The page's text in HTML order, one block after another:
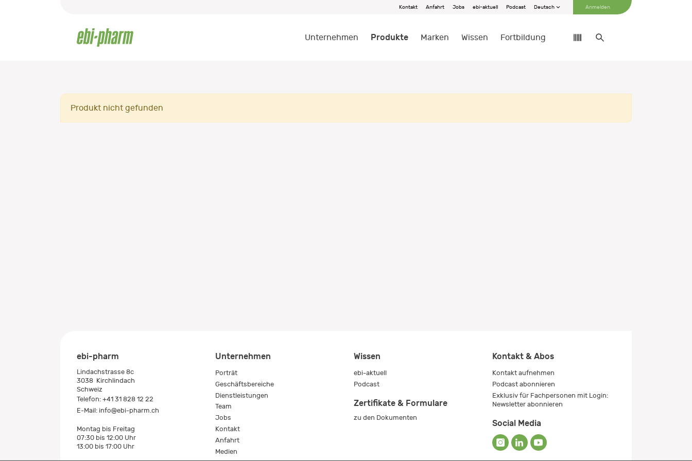
Kontakt Anfahrt Jobs ebi-aktuell Podcast Deutsch Anmelden
Unternehmen Produkte Marken Wissen Fortbildung
Produkt nicht gefunden
ebi-pharm
Lindachstrasse 8c
3038 Kirchlindach
Schweiz
Telefon: +41 31 828 12 22
E-Mail: info@ebi-pharm.ch
Montag bis Freitag
07:30 bis 12:00 Uhr
13:00 bis 17:00 Uhr
Unternehmen
Porträt
Geschäftsbereiche
Dienstleistungen
Team
Jobs
Kontakt
Anfahrt
Medien
Wissen
ebi-aktuell
Podcast
Zertifikate & Formulare
zu den Dokumenten
Kontakt & Abos
Kontakt aufnehmen
Podcast abonnieren
Exklusiv für Fachpersonen mit Login:
Newsletter abonnieren
Social Media